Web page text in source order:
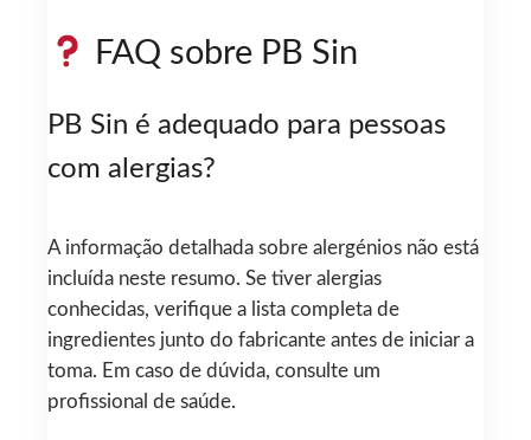
FAQ sobre PB Sin
PB Sin é adequado para pessoas
com alergias?
A informação detalhada sobre alergénios não está
incluída neste resumo. Se tiver alergias
conhecidas, verifique a lista completa de
ingredientes junto do fabricante antes de iniciar a
toma. Em caso de dúvida, consulte um
profissional de saúde.